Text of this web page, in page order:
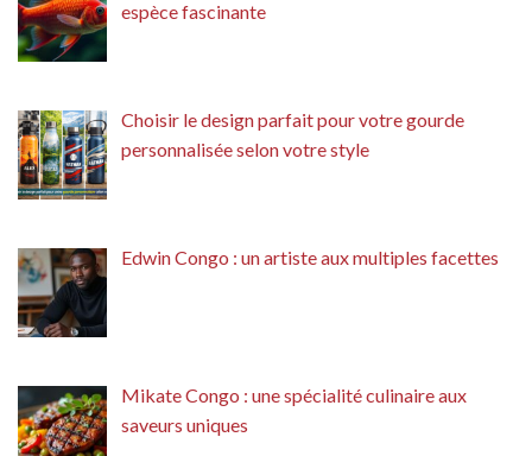
espèce fascinante
Choisir le design parfait pour votre gourde
personnalisée selon votre style
Edwin Congo : un artiste aux multiples facettes
Mikate Congo : une spécialité culinaire aux
saveurs uniques